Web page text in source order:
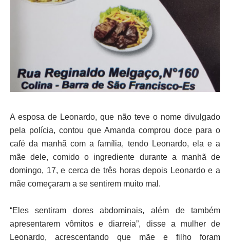
A esposa de Leonardo, que não teve o nome divulgado
pela polícia, contou que Amanda comprou doce para o
café da manhã com a família, tendo Leonardo, ela e a
mãe dele, comido o ingrediente durante a manhã de
domingo, 17, e cerca de três horas depois Leonardo e a
mãe começaram a se sentirem muito mal.
“Eles sentiram dores abdominais, além de também
apresentarem vômitos e diarreia”, disse a mulher de
Leonardo, acrescentando que mãe e filho foram